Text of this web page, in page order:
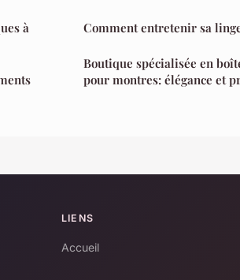
à
Comment entretenir sa
Boutique spécialisée en
pour montres: élégance et
LIENS
Accueil